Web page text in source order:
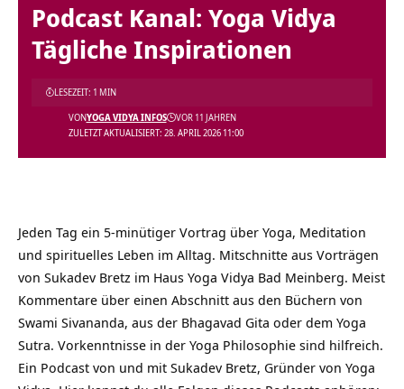
Podcast Kanal: Yoga Vidya
Tägliche Inspirationen
ZULETZT AKTUALISIERT: 28. APRIL 2026 11:00
VONYOGA VIDYA INFOS VOR 11 JAHREN
LESEZEIT: 1 MIN
Jeden Tag ein 5-minütiger Vortrag über Yoga, Meditation
und spirituelles Leben im Alltag. Mitschnitte aus Vorträgen
von Sukadev Bretz im Haus Yoga Vidya Bad Meinberg. Meist
Kommentare über einen Abschnitt aus den Büchern von
Swami Sivananda, aus der Bhagavad Gita oder dem Yoga
Sutra. Vorkenntnisse in der Yoga Philosophie sind hilfreich.
Ein Podcast von und mit Sukadev Bretz, Gründer von Yoga